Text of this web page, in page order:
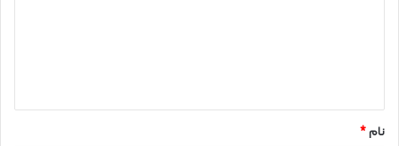
نام*